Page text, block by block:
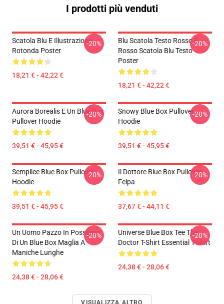
I prodotti più venduti
Scatola Blu E Illustrazione
Rotonda Poster
18,21 € - 42,22 €
-20%
Blu Scatola Testo Rosso E
Rosso Scatola Blu Testo
Poster
18,21 € - 42,22 €
-20%
Aurora Borealis E Un Blue Box
Pullover Hoodie
39,51 € - 45,95 €
-20%
Snowy Blue Box Pullover
Hoodie
39,51 € - 45,95 €
-20%
Semplice Blue Box Pullover
Hoodie
39,51 € - 45,95 €
-20%
Il Dottore Blue Box Pullover
Felpa
37,67 € - 44,11 €
-20%
Un Uomo Pazzo In Possesso
Di Un Blue Box Maglia A
Maniche Lunghe
24,38 € - 28,06 €
-20%
Universe Blue Box Tee The
Doctor T-Shirt Essential T-Shirt
24,38 € - 28,06 €
-20%
VISUALIZZA ALTRO